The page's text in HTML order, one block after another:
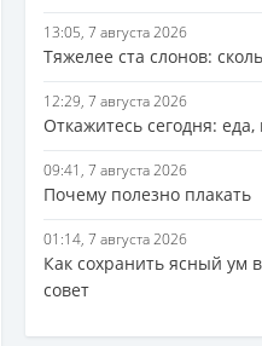
13:05, 7 августа 2026
Тяжелее ста слонов:
12:29, 7 августа 2026
Откажитесь сегодня:
09:41, 7 августа 2026
Почему полезно плакать
01:14, 7 августа 2026
Как сохранить ясный ум
совет